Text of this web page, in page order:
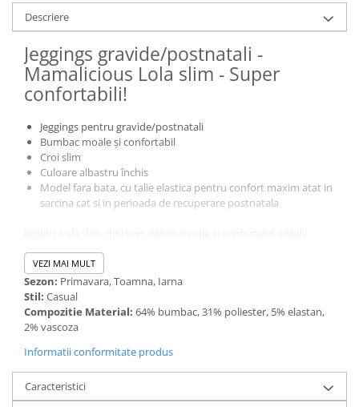
Descriere
Jeggings gravide/postnatali -
Mamalicious Lola slim - Super
confortabili!
Jeggings pentru gravide/postnatali
Bumbac moale și confortabil
Croi slim
Culoare albastru închis
Model fara bata, cu talie elastica pentru confort maxim atat in
sarcina cat si in perioada de recuperare postnatala
astfel încât să te treacă prin toate fazele sarcinii dar talia elastica e
perfecta si pentru perioada postnatala cand corpul tau nu si-a
revenit complet ladimensiunile anterioare sarcinii
VEZI MAI MULT
Sezon: Primavara, Toamna, Iarna
Stil: Casual
Compozitie Material: 64% bumbac, 31% poliester, 5% elastan,
2% vascoza
Informatii conformitate produs
Caracteristici